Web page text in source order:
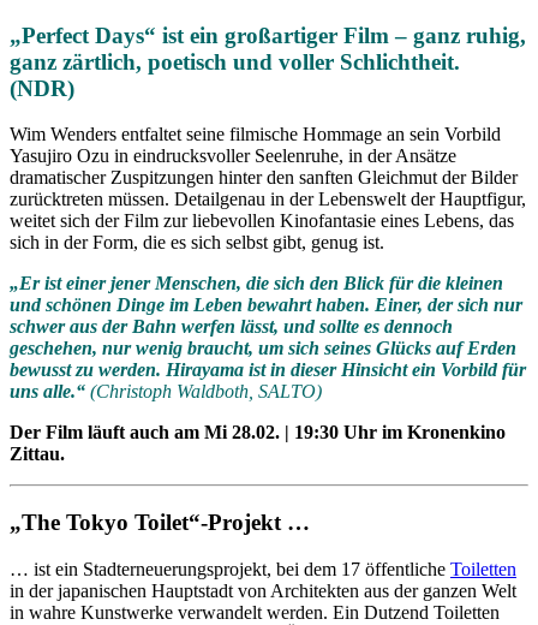
„Perfect Days“ ist ein großartiger Film – ganz ruhig,
ganz zärtlich, poetisch und voller Schlichtheit.
(NDR)
Wim Wenders entfaltet seine filmische Hommage an sein Vorbild
Yasujiro Ozu in eindrucksvoller Seelenruhe, in der Ansätze
dramatischer Zuspitzungen hinter den sanften Gleichmut der Bilder
zurücktreten müssen. Detailgenau in der Lebenswelt der Hauptfigur,
weitet sich der Film zur liebevollen Kinofantasie eines Lebens, das
sich in der Form, die es sich selbst gibt, genug ist.
„Er ist einer jener Menschen, die sich den Blick für die kleinen
und schönen Dinge im Leben bewahrt haben. Einer, der sich nur
schwer aus der Bahn werfen lässt, und sollte es dennoch
geschehen, nur wenig braucht, um sich seines Glücks auf Erden
bewusst zu werden. Hirayama ist in dieser Hinsicht ein Vorbild für
uns alle.“ (Christoph Waldboth, SALTO)
Der Film läuft auch am Mi 28.02. | 19:30 Uhr im Kronenkino
Zittau.
„The Tokyo Toilet“-Projekt …
… ist ein Stadterneuerungsprojekt, bei dem 17 öffentliche Toiletten
in der japanischen Hauptstadt von Architekten aus der ganzen Welt
in wahre Kunstwerke verwandelt werden. Ein Dutzend Toiletten